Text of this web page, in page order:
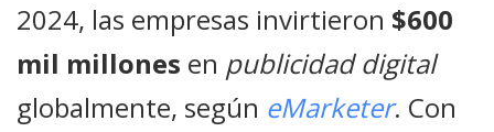
2024, las empresas invirtieron $600
mil millones en publicidad digital
globalmente, según eMarketer. Con